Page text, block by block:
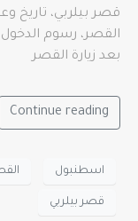
قصر بيلربي، تاريخ
القصر، رسوم
بعد زيارة القصر
Continue reading
اسطنبول
قصر بيلربي